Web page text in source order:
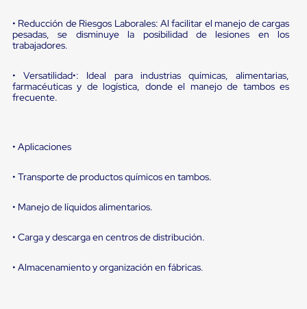
Retenedores
de
andén
de
Andén
de
Básico
Controles
Muelle/Andén
Diablito
de
• Reducción de Riesgos Laborales: Al facilitar el manejo de cargas
pesadas, se disminuye la posibilidad de lesiones en los
trabajadores.
• Versatilidad•: Ideal para industrias químicas, alimentarias,
farmacéuticas y de logística, donde el manejo de tambos es
frecuente.
• Aplicaciones
• Transporte de productos químicos en tambos.
• Manejo de líquidos alimentarios.
• Carga y descarga en centros de distribución.
• Almacenamiento y organización en fábricas.